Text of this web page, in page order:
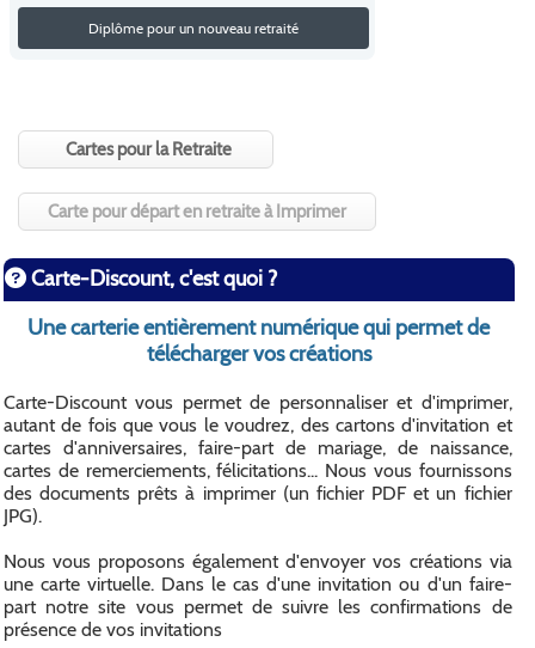
Cartes pour la Retraite
Carte pour départ en retraite à Imprimer
Diplôme pour un nouveau retraité
Carte-Discount, c'est quoi ?
Une carterie entièrement numérique qui permet de
télécharger vos créations
Carte-Discount vous permet de personnaliser et d'imprimer,
autant de fois que vous le voudrez, des cartons d'invitation et
cartes d'anniversaires, faire-part de mariage, de naissance,
cartes de remerciements, félicitations... Nous vous fournissons
des documents prêts à imprimer (un fichier PDF et un fichier
JPG).
Nous vous proposons également d'envoyer vos créations via
une carte virtuelle. Dans le cas d'une invitation ou d'un faire-
part notre site vous permet de suivre les confirmations de
présence de vos invitations